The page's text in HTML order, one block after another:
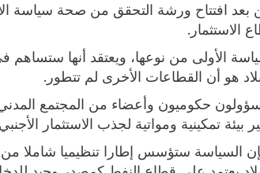
افتتاح ورشة التحقق من صحة سياسة
الاستثمار.
الأولى من نوعها، ويعتقد أنها ستساهم
هو أن القطاعات الأخرى لم تتطور.
حكوميون وأعضاء من المجتمع
تمكينية ومواتية لجذب الاستثمار
السياسة ستؤسس إطارا تنظيميا شاملا